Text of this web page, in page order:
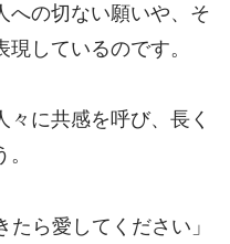
への切ない願いや、そ
しているのです。
々に共感を呼び、長く
ら愛してください」